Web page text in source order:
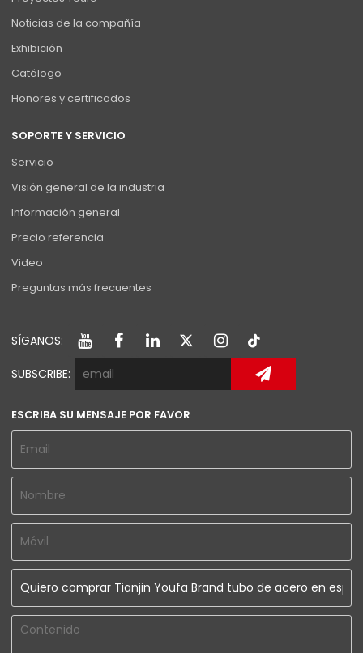
Noticias de la compañía
Exhibición
Catálogo
Honores y certificados
SOPORTE Y SERVICIO
Servicio
Visión general de la industria
Información general
Precio referencia
Video
Preguntas más frecuentes
SÍGANOS:
SUBSCRIBE:
ESCRIBA SU MENSAJE POR FAVOR